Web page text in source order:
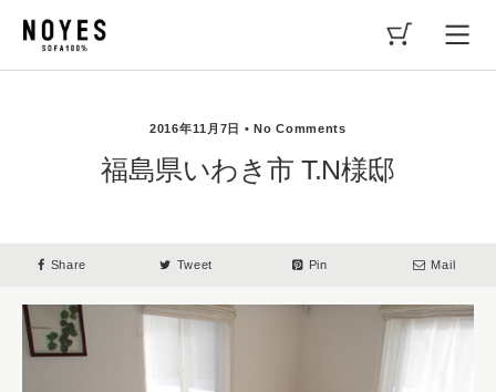
2016年11月7日 • No Comments
福島県いわき市 T.N様邸
Share Tweet Pin Mail